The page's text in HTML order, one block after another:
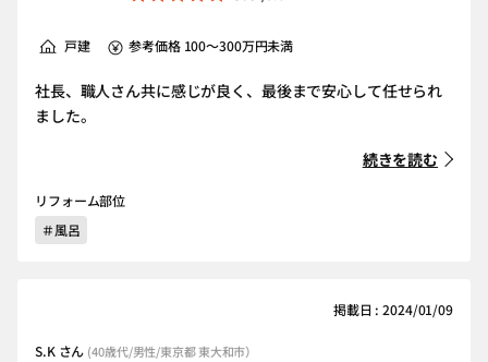
戸建 参考価格 100～300万円未満
社長、職人さん共に感じが良く、最後まで安心して任せられ
ました。
続きを読む
リフォーム部位
＃風呂
掲載日 : 2024/01/09
S.K さん (40歳代/男性/東京都 東大和市）